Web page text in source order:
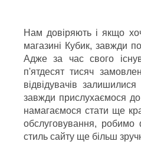
Нам довіряють і якщо
магазині Кубик, завжди
Адже за час свого
п'ятдесят тисяч
відвідувачів
завжди прислухаємося
намагаємося стати ще
обслуговування, робимо
стиль сайту ще більш